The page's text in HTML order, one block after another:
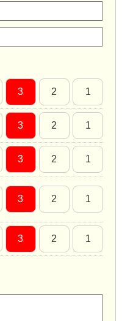
3 2 1
3 2 1
3 2 1
3 2 1
3 2 1